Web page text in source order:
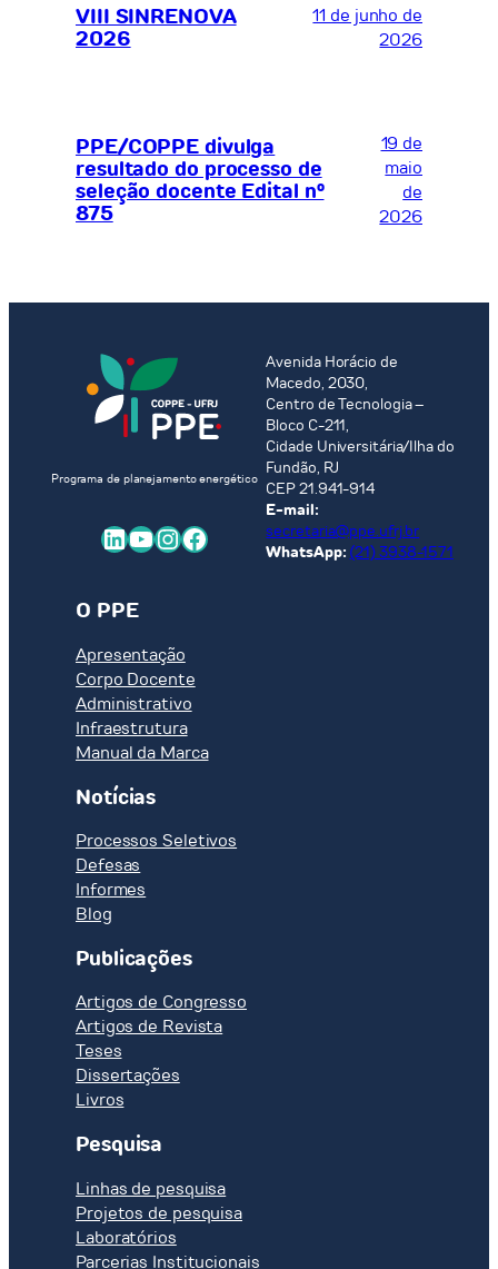
VIII SINRENOVA
2026
11 de junho de
2026
PPE/COPPE divulga
resultado do processo de
seleção docente Edital nº
875
19 de
maio
de
2026
Programa de planejamento energético
LinkedIn Youtube InstagramFacebook
Avenida Horácio de
Macedo, 2030,
Centro de Tecnologia –
Bloco C-211,
Cidade Universitária/Ilha do
Fundão, RJ
CEP 21.941-914
E-mail:
secretaria@ppe.ufrj.br
WhatsApp: (21) 3938-1571
O PPE
Apresentação
Corpo Docente
Administrativo
Infraestrutura
Manual da Marca
Notícias
Processos Seletivos
Defesas
Informes
Blog
Publicações
Artigos de Congresso
Artigos de Revista
Teses
Dissertações
Livros
Pesquisa
Linhas de pesquisa
Projetos de pesquisa
Laboratórios
Parcerias Institucionais